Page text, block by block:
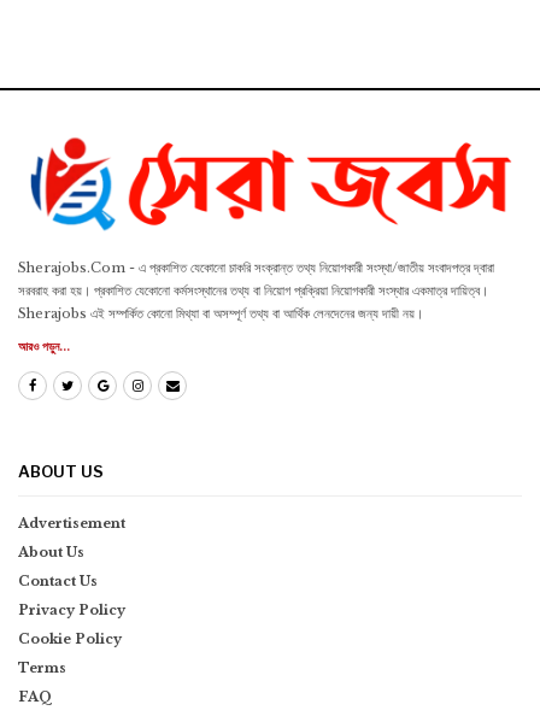
Sherajobs.Com - এ প্রকাশিত যেকোনো চাকরি সংক্রান্ত তথ্য নিয়োগকারী সংস্থা/জাতীয় সংবাদপত্র দ্বারা
সরবরাহ করা হয়। প্রকাশিত যেকোনো কর্মসংস্থানের তথ্য বা নিয়োগ প্রক্রিয়া নিয়োগকারী সংস্থার একমাত্র দায়িত্ব।
Sherajobs এই সম্পর্কিত কোনো মিথ্যা বা অসম্পূর্ণ তথ্য বা আর্থিক লেনদেনের জন্য দায়ী নয়।
আরও পড়ুন...
ABOUT US
Advertisement
About Us
Contact Us
Privacy Policy
Cookie Policy
Terms
FAQ